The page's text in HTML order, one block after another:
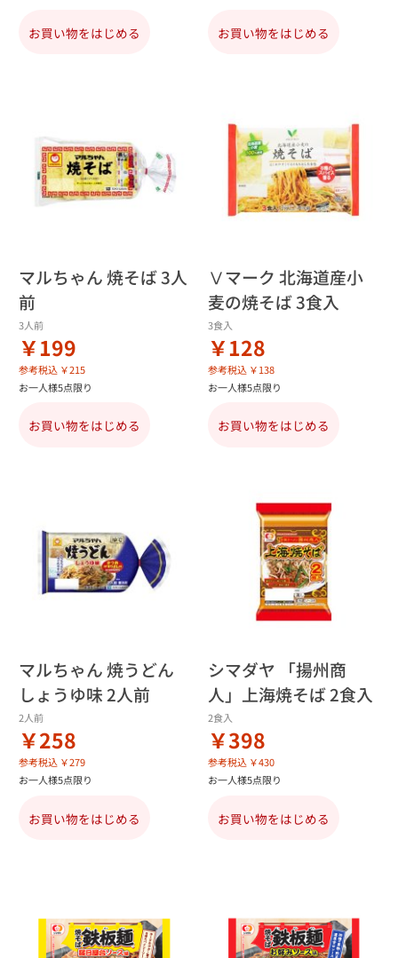
お買い物をはじめる お買い物をはじめる
マルちゃん 焼そば 3人
前
3人前
￥199
参考税込 ￥215
お一人様5点限り
お買い物をはじめる
Ⅴマーク 北海道産小
麦の焼そば 3食入
3食入
￥128
参考税込 ￥138
お一人様5点限り
お買い物をはじめる
マルちゃん 焼うどん
しょうゆ味 2人前
2人前
￥258
参考税込 ￥279
お一人様5点限り
お買い物をはじめる
シマダヤ 「揚州商
人」上海焼そば 2食入
2食入
￥398
参考税込 ￥430
お一人様5点限り
お買い物をはじめる